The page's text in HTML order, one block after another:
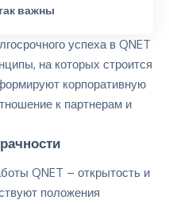
важны
успеха в QNET
на которых строится
корпоративную
к партнерам и
QNET – открытость и
положения